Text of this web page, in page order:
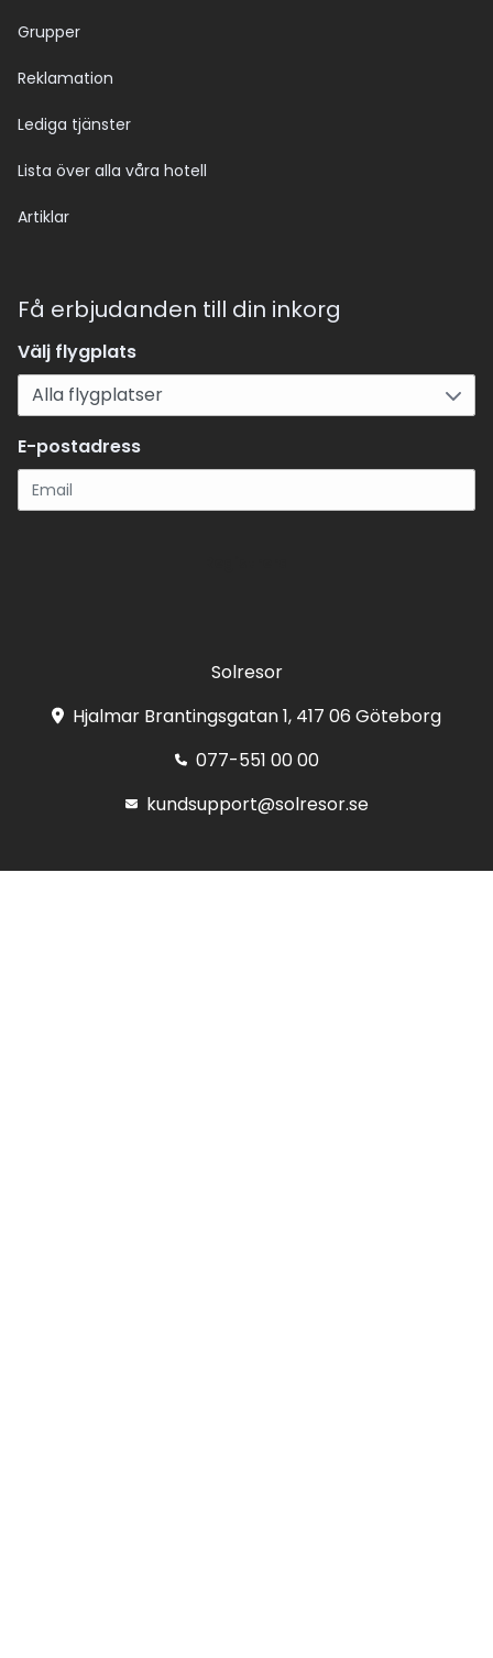
Grupper
Reklamation
Lediga tjänster
Lista över alla våra hotell
Artiklar
Få erbjudanden till din inkorg
Välj flygplats
E-postadress
Solresor
Hjalmar Brantingsgatan 1, 417 06 Göteborg
077-551 00 00
kundsupport@solresor.se